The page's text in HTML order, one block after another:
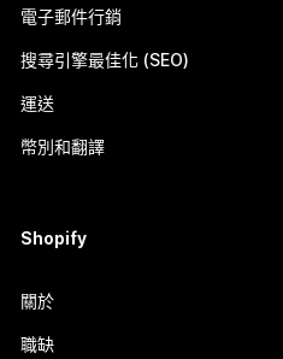
電子郵件行銷
搜尋引擎最佳化 (SEO)
運送
幣別和翻譯
Shopify
關於
職缺